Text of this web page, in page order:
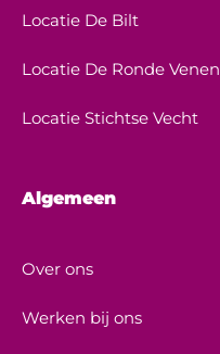
Locatie De Bilt
Locatie De Ronde Venen
Locatie Stichtse Vecht
Algemeen
Over ons
Werken bij ons